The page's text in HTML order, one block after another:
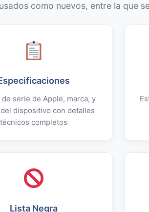
como nuevos, entre la que
serie de Apple, marca, y
dispositivo con detalles
técnicos completos
Lista Negra